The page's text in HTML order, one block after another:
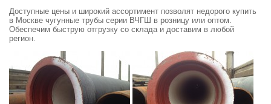
Доступные цены и широкий ассортимент позволят недорого купить
в Москве чугунные трубы серии ВЧГШ в розницу или оптом.
Обеспечим быструю отгрузку со склада и доставим в любой
регион.